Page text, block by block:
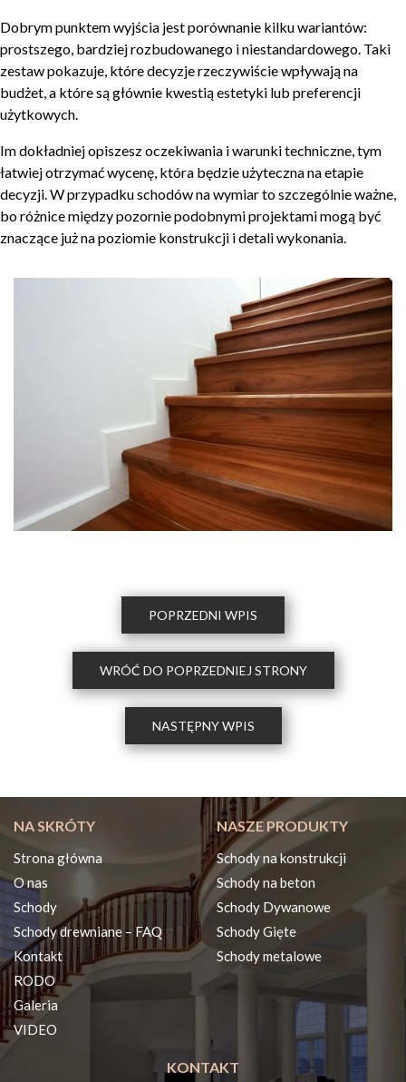
Dobrym punktem wyjścia jest porównanie kilku wariantów:
prostszego, bardziej rozbudowanego i niestandardowego. Taki
zestaw pokazuje, które decyzje rzeczywiście wpływają na
budżet, a które są głównie kwestią estetyki lub preferencji
użytkowych.
Im dokładniej opiszesz oczekiwania i warunki techniczne, tym
łatwiej otrzymać wycenę, która będzie użyteczna na etapie
decyzji. W przypadku schodów na wymiar to szczególnie ważne,
bo różnice między pozornie podobnymi projektami mogą być
znaczące już na poziomie konstrukcji i detali wykonania.
POPRZEDNI WPIS
WRÓĆ DO POPRZEDNIEJ STRONY
NASTĘPNY WPIS
NA SKRÓTY
Strona główna
O nas
Schody
Schody drewniane – FAQ
Kontakt
RODO
Galeria
VIDEO
NASZE PRODUKTY
Schody na konstrukcji
Schody na beton
Schody Dywanowe
Schody Gięte
Schody metalowe
KONTAKT